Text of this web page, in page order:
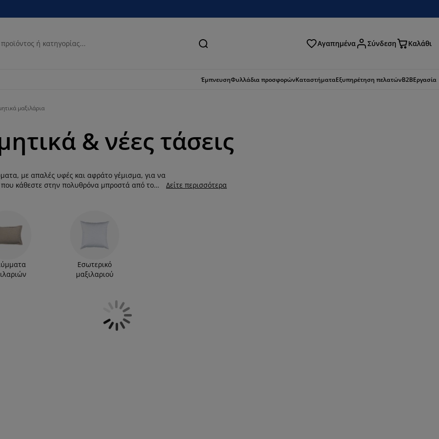
Αναζήτηση Αγαπημένα Σύνδεση Καλάθι
ΈμπνευσηΦυλλάδια προσφορώνΚαταστήματαΕξυπηρέτηση πελατώνB2BΕργασία
μαξιλάρια
& νέες τάσεις
με απαλές υφές και αφράτο γέμισμα, για να
κάθεστε στην πολυθρόνα μπροστά από το
στη JYSK όλες τις νέες τάσεις για το σπίτι,
Δείτε περισσότερα
Εσωτερικό
μαξιλαριού